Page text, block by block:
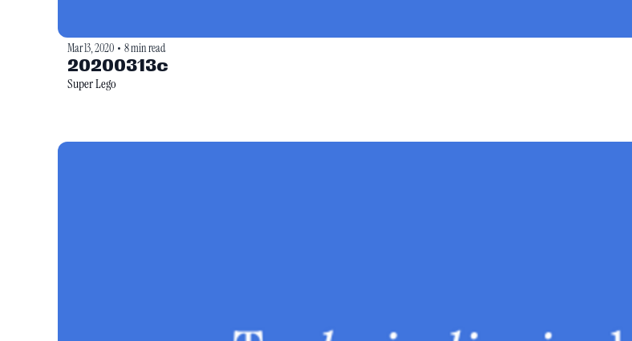
Mar 13, 2020 • 8 min read
20200313c
Super Lego